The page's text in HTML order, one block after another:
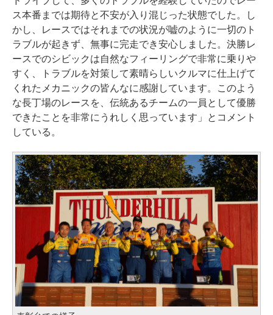
ス本番までは期待と不安が入り混じった状態でした。し
かし、レースではそれまでの状況が嘘のように一切のト
ラブルが起きず、無事に完走でき安心しました。決勝レ
ースでのシビックは自然なフィーリングで非常に乗りや
すく、トラブルを対策して素晴らしいクルマに仕上げて
くれたメカニックの皆んなに感謝しています。このよう
な長丁場のレースを、伝統あるチームの一員として優勝
できたことを非常にうれしく思っています」とコメント
している。